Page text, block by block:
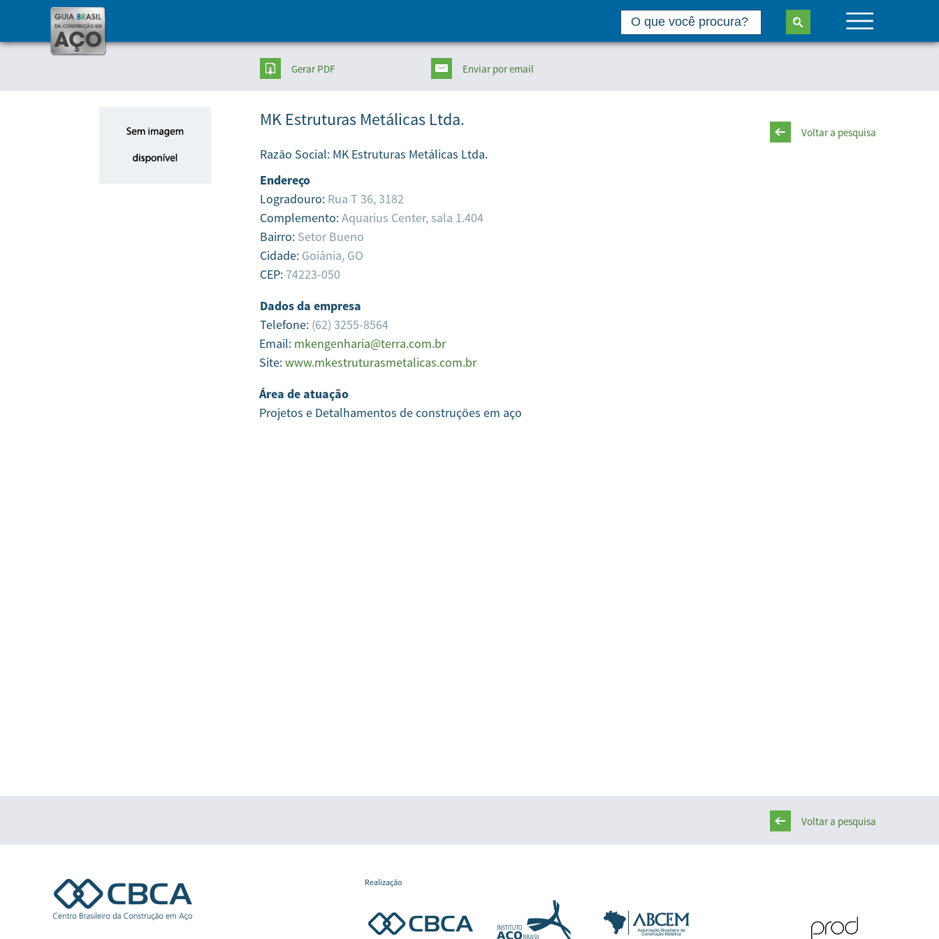
Gerar PDF Enviarpor email
Voltar a pesquisa
MK Estruturas Metálicas Ltda.
Razão Social: MK Estruturas Metálicas Ltda.
Endereço
Logradouro: Rua T 36, 3182
Complemento:Aquarius Center, sala 1.404
Bairro: Setor Bueno
Cidade: Goiânia, GO
CEP:74223-050
Dados da empresa
Telefone: (62) 3255-8564
Email: mkengenharia@terra.com.br
Site:www.mkestruturasmetalicas.com.br
Área de atuação
Projetos e Detalhamentos de construções em aço
Voltar a pesquisa
Realização